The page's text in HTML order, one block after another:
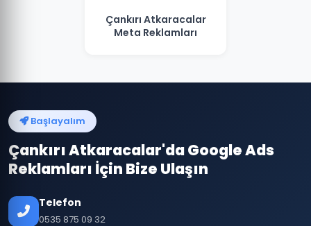
Çankırı Atkaracalar
Meta Reklamları
Başlayalım
Çankırı Atkaracalar'da Google Ads
Reklamları İçin Bize Ulaşın
Telefon
0535 875 09 32